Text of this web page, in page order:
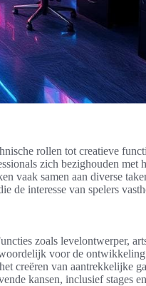
rollen tot creatieve
zich bezighouden met
vaak samen aan diverse
de interesse van spelers
zoals levelontwerper,
voor de
creëren van aantrekkelijke
kansen, inclusief stages